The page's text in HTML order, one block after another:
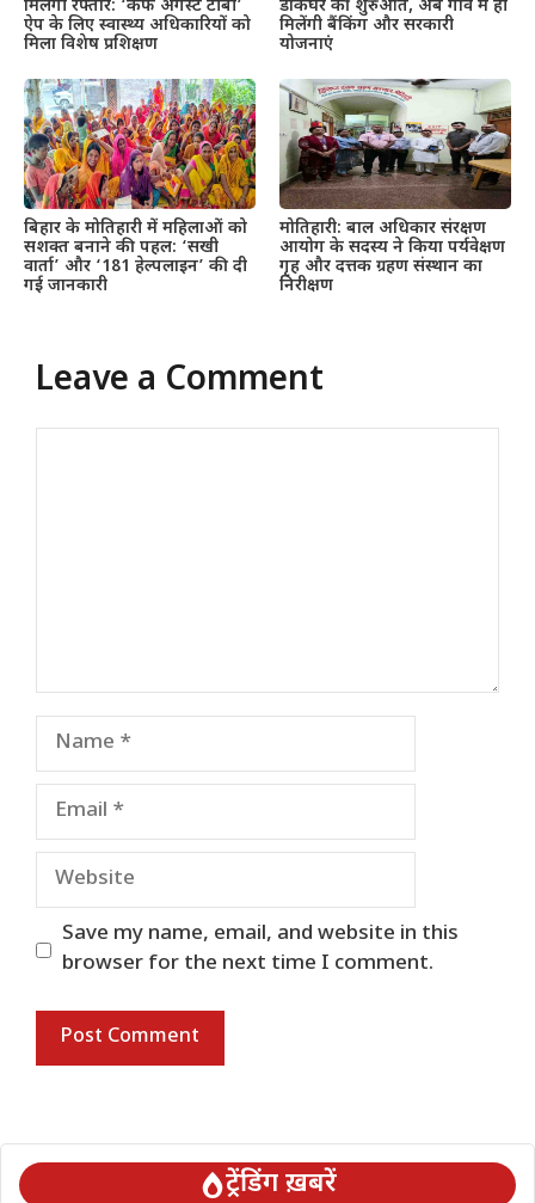
मिलेगी रफ्तार: ‘कफ अगेंस्ट टीबी’
ऐप के लिए स्वास्थ्य अधिकारियों को
मिला विशेष प्रशिक्षण
डाकघर की शुरुआत, अब गांव में ही
मिलेंगी बैंकिंग और सरकारी
योजनाएं
बिहार के मोतिहारी में महिलाओं को
सशक्त बनाने की पहल: ‘सखी
वार्ता’ और ‘181 हेल्पलाइन’ की दी
गई जानकारी
मोतिहारी: बाल अधिकार संरक्षण
आयोग के सदस्य ने किया पर्यवेक्षण
गृह और दत्तक ग्रहण संस्थान का
निरीक्षण
Leave a Comment
Name
Email
Website
Save my name, email, and website in this
browser for the next time I comment.
ट्रेंडिंग ख़बरें